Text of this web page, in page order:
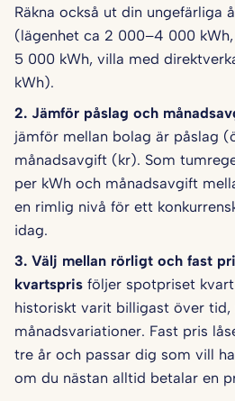
Räkna också ut din ungefärliga
(lägenhet ca 2 000–4 000
5 000 kWh, villa med
kWh).
2. Jämför påslag och
jämför mellan bolag är påslag
månadsavgift (kr). Som
per kWh och månadsavgift
en rimlig nivå för ett
idag.
3. Välj mellan rörligt och fast
kvartspris följer spotpriset
historiskt varit billigast över tid,
månadsvariationer. Fast pris
tre år och passar dig som vill
om du nästan alltid betalar en